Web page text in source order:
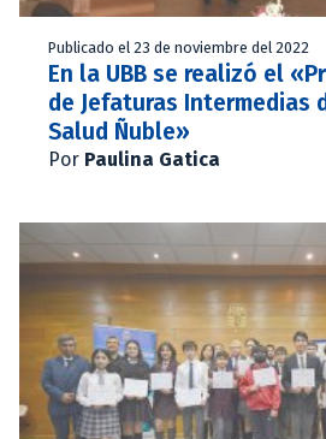
Publicado el 23 de noviembre del 2022
En la UBB se realizó el
de Jefaturas Intermedias
Salud Ñuble»
Por Paulina Gatica